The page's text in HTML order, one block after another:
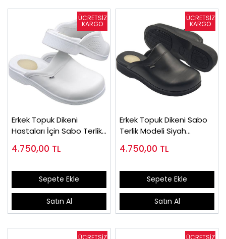
Erkek Topuk Dikeni
Hastaları İçin Sabo Terlik
4.750,00 TL
Sepete Ekle
Satın Al
Erkek Topuk Dikeni Sabo
Terlik Modeli Siyah
4.750,00 TL
Sepete Ekle
Satın Al